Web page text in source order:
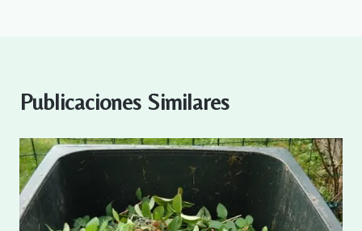
Publicaciones Similares